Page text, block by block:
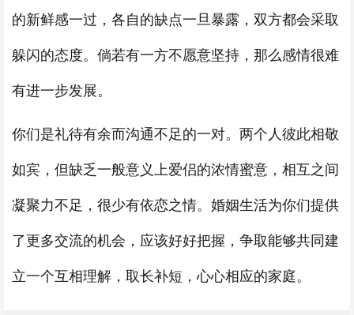
的新鲜感一过，各自的缺点一旦暴露，双方都会采取
躲闪的态度。倘若有一方不愿意坚持，那么感情很难
有进一步发展。
你们是礼待有余而沟通不足的一对。两个人彼此相敬
如宾，但缺乏一般意义上爱侣的浓情蜜意，相互之间
凝聚力不足，很少有依恋之情。婚姻生活为你们提供
了更多交流的机会，应该好好把握，争取能够共同建
立一个互相理解，取长补短，心心相应的家庭。